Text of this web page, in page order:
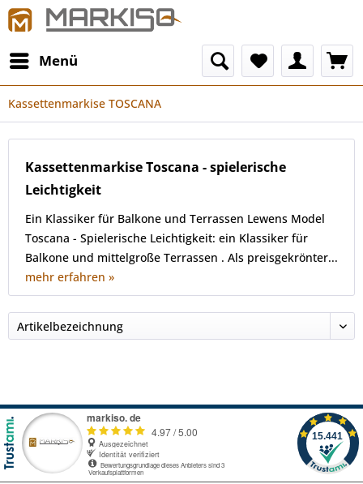
Menü
Kassettenmarkise TOSCANA
Kassettenmarkise Toscana - spielerische
Leichtigkeit
Ein Klassiker für Balkone und Terrassen Lewens Model
Toscana - Spielerische Leichtigkeit: ein Klassiker für
Balkone und mittelgroße Terrassen . Als preisgekrönter...
mehr erfahren »